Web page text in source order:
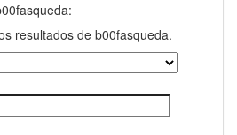
resultados de b00fasqueda.